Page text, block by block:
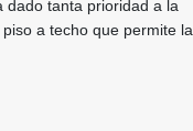
dado tanta prioridad a la
a techo que permite la